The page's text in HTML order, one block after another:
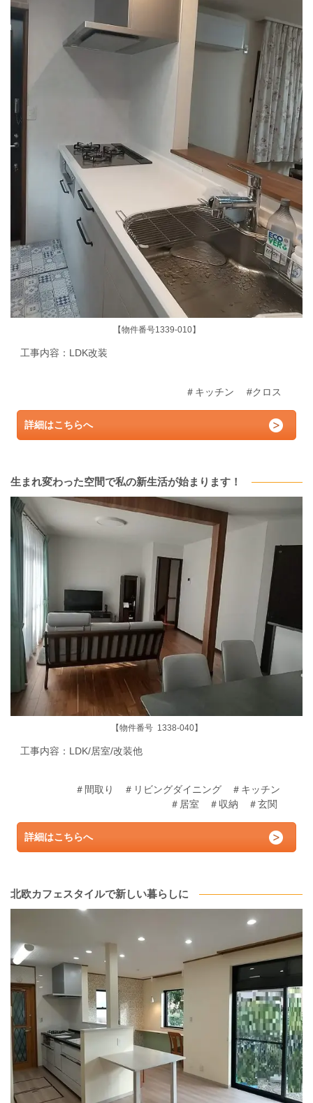
【物件番号1339-010】
工事内容：LDK改装
＃キッチン #クロス
詳細はこちらへ
生まれ変わった空間で私の新生活が始まります！
【物件番号 1338-040】
工事内容：LDK/居室/改装他
＃間取り ＃リビングダイニング ＃キッチン
＃居室 ＃収納 ＃玄関
詳細はこちらへ
北欧カフェスタイルで新しい暮らしに